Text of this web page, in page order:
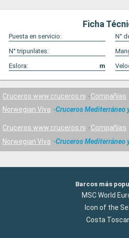
Ficha
Puesta en servicio:
N°
N° tripunlates:
Eslora:
m
Cruceros www.cruceros.ni Compañías
Norwegian Viva
Cruceros Mediterráneo
Cruceros www.cruceros.ni Compañías
Norwegian Viva
Cruceros Mediterráneo
Barcos más
MSC World
Icon of the
Costa